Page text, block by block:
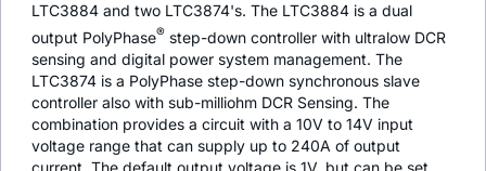
LTC3884 and two LTC3874's. The LTC3884 is a dual
output PolyPhase® step-down controller with ultralow DCR
sensing and digital power system management. The
LTC3874 is a PolyPhase step-down synchronous slave
controller also with sub-milliohm DCR Sensing. The
combination provides a circuit with a 10V to 14V input
voltage range that can supply up to 240A of output
current. The default output voltage is 1V, but can be set